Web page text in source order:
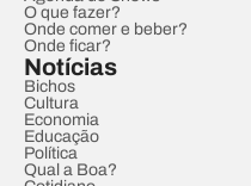
O que fazer?
Onde comer e beber?
Onde ficar?
Notícias
Bichos
Cultura
Economia
Educação
Política
Qual a Boa?